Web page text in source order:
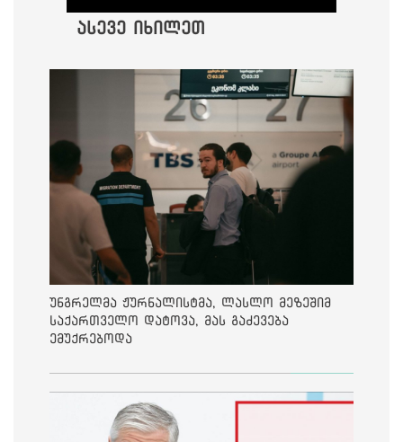
ასევე იხილეთ
უნგრელმა ჟურნალისტმა, ლასლო მეზეშიმ
საქართველო დატოვა, მას გაძევება
ემუქრებოდა